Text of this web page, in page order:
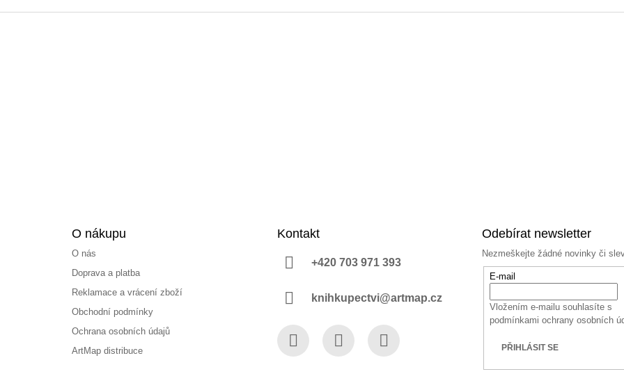
O nákupu
O nás
Doprava a platba
Reklamace a vrácení zboží
Obchodní podmínky
Ochrana osobních údajů
ArtMap distribuce
Kontakt
+420 703 971 393
knihkupectvi@artmap.cz
Odebírat newsletter
Nezmeškejte žádné novinky či
E-mail
Vložením e-mailu souhlasíte s
podmínkami ochrany osobních
PŘIHLÁSIT SE